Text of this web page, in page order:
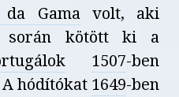
da Gama volt, aki
kötött ki a
1507-ben
hódítókat 1649-ben